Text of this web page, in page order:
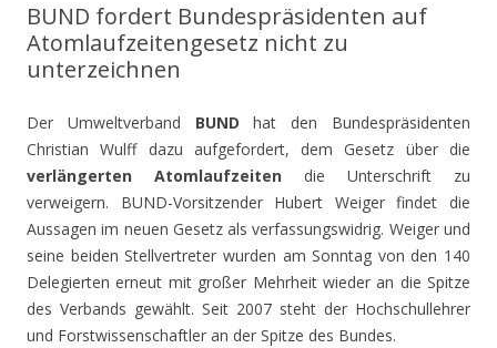
BUND fordert Bundespräsidenten auf
Atomlaufzeitengesetz nicht zu
unterzeichnen
Der Umweltverband BUNDhat den Bundespräsidenten
Christian Wulff dazu aufgefordert, dem Gesetz über die
verlängerten Atomlaufzeiten die Unterschrift zu
verweigern. BUND-Vorsitzender Hubert Weiger findet die
Aussagen im neuen Gesetz als verfassungswidrig. Weiger und
seine beiden Stellvertreter wurden am Sonntag von den 140
Delegierten erneut mit großer Mehrheit wieder an die Spitze
des Verbands gewählt. Seit 2007 steht der Hochschullehrer
und Forstwissenschaftler an der Spitze des Bundes.